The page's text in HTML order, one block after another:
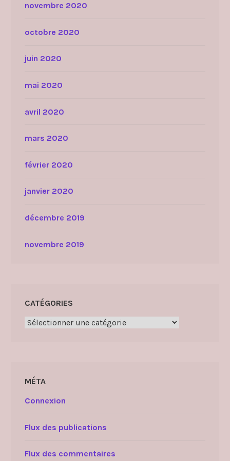
novembre 2020
octobre 2020
juin 2020
mai 2020
avril 2020
mars 2020
février 2020
janvier 2020
décembre 2019
novembre 2019
CATÉGORIES
Catégories
MÉTA
Connexion
Flux des publications
Flux des commentaires